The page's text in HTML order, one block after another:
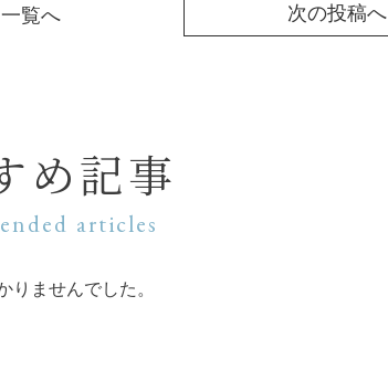
一覧へ 次の投稿へ
め記事
articles
りませんでした。